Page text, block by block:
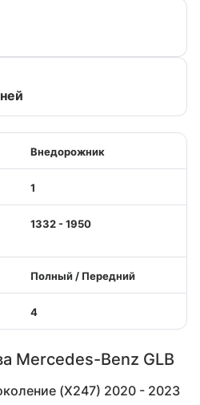
Внедорожник
1
1332 - 1950
Полный / Передний
4
Mercedes-Benz GLB
(X247) 2020 - 2023